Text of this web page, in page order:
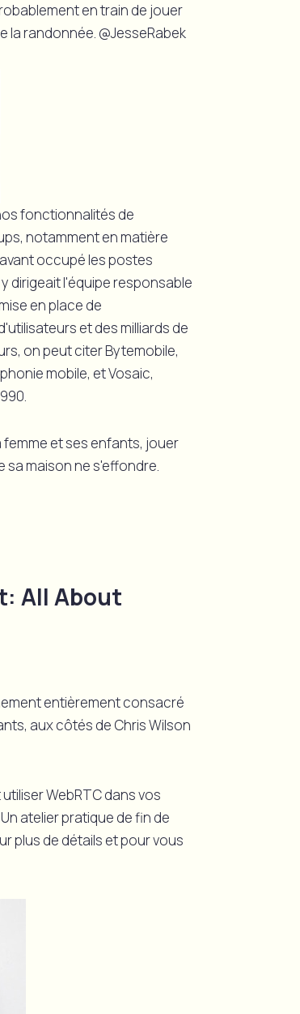
en train de jouer
la randonnée. @JesseRabek
fonctionnalités de
notamment en matière
occupé les postes
dirigeait l'équipe responsable
en place de
et des milliards de
on peut citer Bytemobile,
mobile, et Vosaic,
femme et ses enfants, jouer
sa maison ne s'effondre.
All About
entièrement consacré
aux côtés de Chris Wilson
WebRTC dans vos
atelier pratique de fin de
plus de détails et pour vous